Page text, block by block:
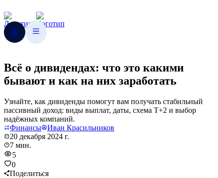
Всё о дивидендах: что это какими
бывают и как на них заработать
Узнайте, как дивиденды помогут вам получать стабильный
пассивный доход: виды выплат, даты, схема Т+2 и выбор
надёжных компаний.
Финансы
Иван Красильников
20 декабря 2024 г.
7 мин.
5
0
Поделиться